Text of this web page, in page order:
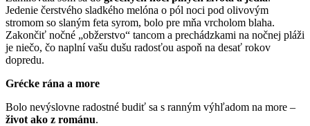
Jedenie čerstvého sladkého melóna o pól noci pod olivovým
stromom so slaným feta syrom, bolo pre mňa vrcholom blaha.
Zakončiť nočné „obžerstvo“ tancom a prechádzkami na nočnej pláži
je niečo, čo naplní vašu dušu radosťou aspoň na desať rokov
dopredu.
Grécke rána a more
Bolo nevýslovne radostné budiť sa s ranným výhľadom na more –
život ako z románu.